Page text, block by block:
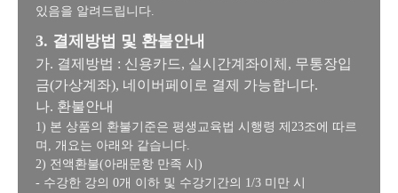
있음을 알려드립니다.
3. 결제방법 및 환불안내
가. 결제방법 : 신용카드, 실시간계좌이체, 무통장입
금(가상계좌), 네이버페이로 결제 가능합니다.
나. 환불안내
1) 본 상품의 환불기준은 평생교육법 시행령 제23조에 따르
며, 개요는 아래와 같습니다.
2) 전액환불(아래문항 만족 시)
- 수강한 강의 0개 이하 및 수강기간의 1/3 미만 시